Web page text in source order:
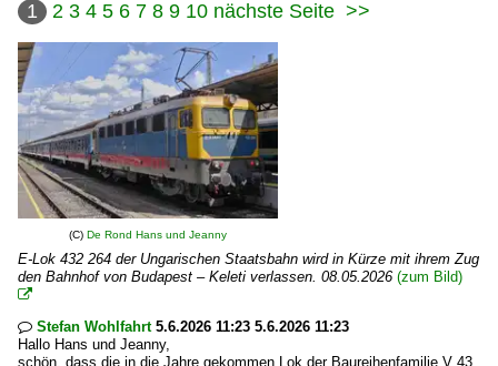
1 2 3 4 5 6 7 8 9 10 nächste Seite >>
(C) De Rond Hans und Jeanny
E-Lok 432 264 der Ungarischen Staatsbahn wird in Kürze mit ihrem Zug
den Bahnhof von Budapest – Keleti verlassen. 08.05.2026 (zum Bild)

 Stefan Wohlfahrt5.6.2026 11:23 5.6.2026 11:23
Hallo Hans und Jeanny,
schön, dass die in die Jahre gekommen Lok der Baureihenfamilie V 43